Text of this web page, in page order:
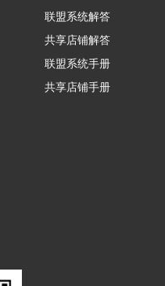
联盟系统解答
共享店铺解答
联盟系统手册
共享店铺手册